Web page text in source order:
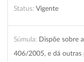
Status: Vigente
Súmula: Dispõe sobre
406/2005, e dá outras